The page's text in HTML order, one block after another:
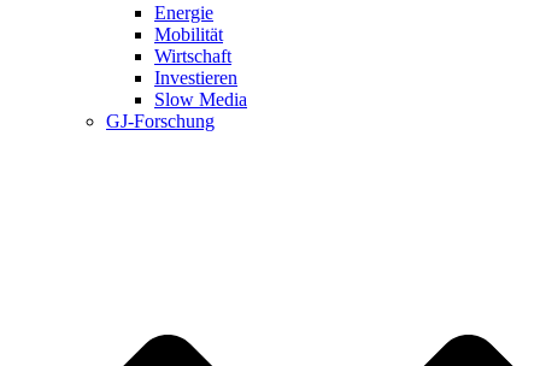
Energie
Mobilität
Wirtschaft
Investieren
Slow Media
GJ-Forschung